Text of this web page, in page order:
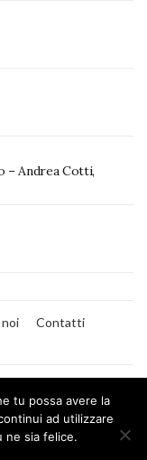
Andrea Cotti,
Contatti
tu possa avere la
ad utilizzare
ne sia felice.